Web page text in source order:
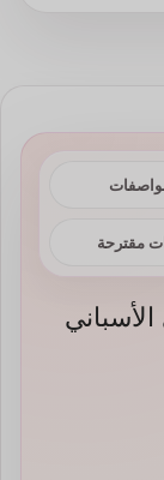
مقترحة